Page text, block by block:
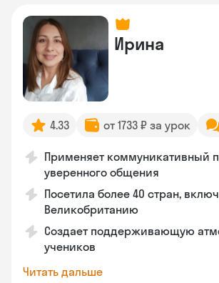
Ирина
4.33 от 1733 ₽ за урок
Применяет коммуникативный
уверенного общения
Посетила более 40 стран,
Великобританию
Создает поддерживающую
учеников
Читать дальше